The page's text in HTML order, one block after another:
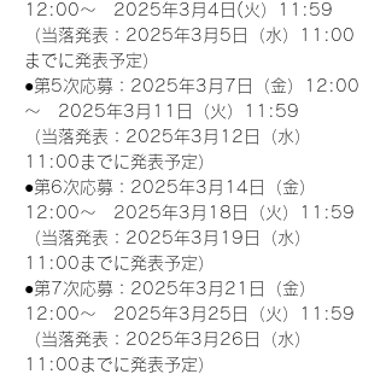
12:00～　2025年3月4日(火）11:59
（当落発表：2025年3月5日（水）11:00
までに発表予定）
●第5次応募：2025年3月7日（金）12:00
～　2025年3月11日（火）11:59
（当落発表：2025年3月12日（水）
11:00までに発表予定）
●第6次応募：2025年3月14日（金）
12:00～　2025年3月18日（火）11:59
（当落発表：2025年3月19日（水）
11:00までに発表予定）
●第7次応募：2025年3月21日（金）
12:00～　2025年3月25日（火）11:59
（当落発表：2025年3月26日（水）
11:00までに発表予定）